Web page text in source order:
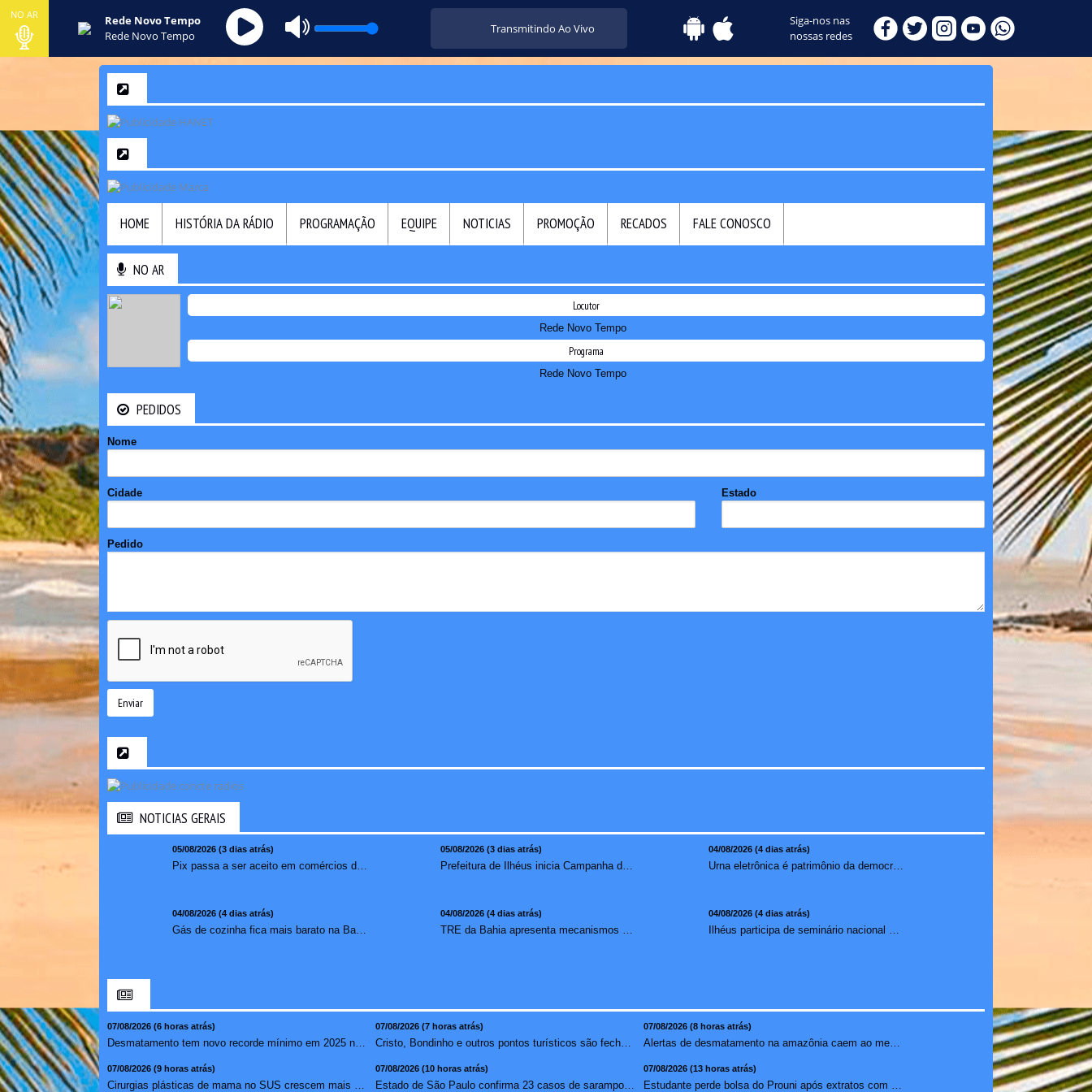
NO AR
Rede Novo Tempo
Rede Novo Tempo
Transmitindo Ao Vivo
Siga-nos nas
nossas redes
HOME HISTÓRIA DA RÁDIO PROGRAMAÇÃO EQUIPE NOTICIAS PROMOÇÃO RECADOS FALE CONOSCO
NO AR
Locutor
Rede Novo Tempo
Programa
Rede Novo Tempo
PEDIDOS
Nome
Cidade Estado
Pedido
Enviar
NOTICIAS GERAIS
05/08/2026 (3 dias atrás)
Pix passa a ser aceito em comércios de oito países e amplia opções de pagamento para brasileiros no exterior
05/08/2026 (3 dias atrás)
Prefeitura de Ilhéus inicia Campanha de Multivacinação 2026
04/08/2026 (4 dias atrás)
Urna eletrônica é patrimônio da democracia, diz presidente do TSE
04/08/2026 (4 dias atrás)
Gás de cozinha fica mais barato na Bahia após redução de 7,1%
04/08/2026 (4 dias atrás)
TRE da Bahia apresenta mecanismos de segurança das urnas e nova ordem de votação para eleições
04/08/2026 (4 dias atrás)
Ilhéus participa de seminário nacional sobre turismo sustentável e captação de investimentos
07/08/2026 (6 horas atrás)
Desmatamento tem novo recorde mínimo em 2025 na mata atlâ...
07/08/2026 (7 horas atrás)
Cristo, Bondinho e outros pontos turísticos são fechados ...
07/08/2026 (8 horas atrás)
Alertas de desmatamento na amazônia caem ao menor patamar ...
07/08/2026 (9 horas atrás)
Cirurgias plásticas de mama no SUS crescem mais de 50% em ...
07/08/2026 (10 horas atrás)
Estado de São Paulo confirma 23 casos de sarampo; 16 não ...
07/08/2026 (13 horas atrás)
Estudante perde bolsa do Prouni após extratos com apostas ...